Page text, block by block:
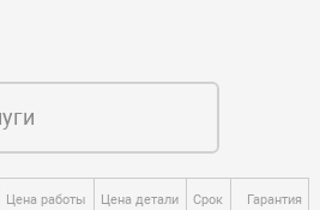
Цена работы Цена детали Срок Гарантия